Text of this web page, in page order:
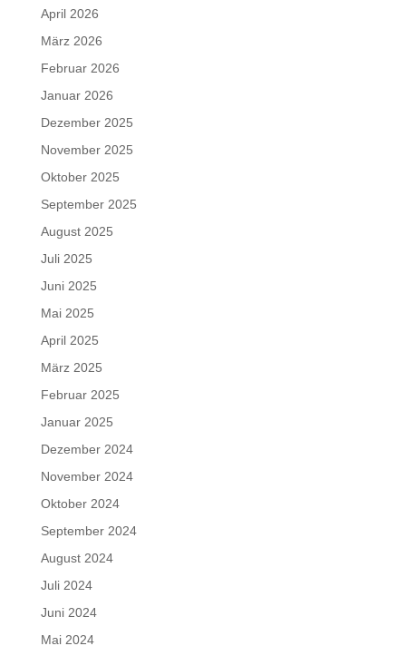
April 2026
März 2026
Februar 2026
Januar 2026
Dezember 2025
November 2025
Oktober 2025
September 2025
August 2025
Juli 2025
Juni 2025
Mai 2025
April 2025
März 2025
Februar 2025
Januar 2025
Dezember 2024
November 2024
Oktober 2024
September 2024
August 2024
Juli 2024
Juni 2024
Mai 2024